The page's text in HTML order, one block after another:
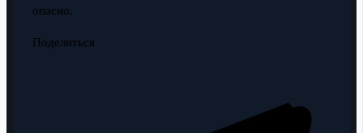
опасно.
Поделиться